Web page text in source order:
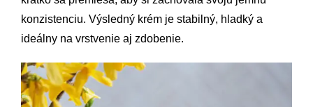
konzistenciu. Výsledný krém je stabilný, hladký a
ideálny na vrstvenie aj zdobenie.